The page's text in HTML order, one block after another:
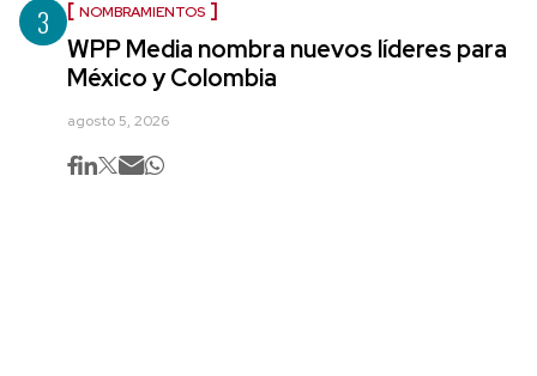
3 NOMBRAMIENTOS
WPP Media nombra nuevos líderes para
México y Colombia
agosto 5, 2026